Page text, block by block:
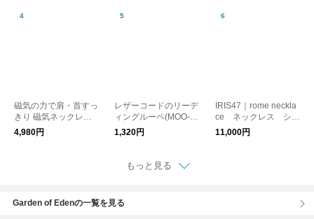
磁気の力で肩・首すっ
きり 磁気ネックレス
管理医療機器／MAGS
LIM マグスリム
4,980円
レザーコードのリーデ
ィングルーペ(MOO-1
09)【メール便対象】
1,320円
IRIS47｜rome neckla
ce ネックレス シル
クコード 日本製
11,000円
もっと見る
Garden of Edenの一覧を見る